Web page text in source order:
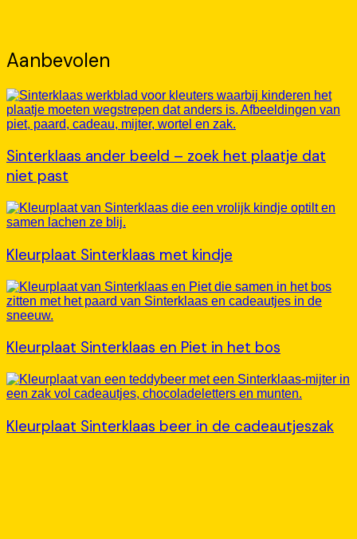
Aanbevolen
Sinterklaas ander beeld – zoek het plaatje dat
niet past
Kleurplaat Sinterklaas met kindje
Kleurplaat Sinterklaas en Piet in het bos
Kleurplaat Sinterklaas beer in de cadeautjeszak